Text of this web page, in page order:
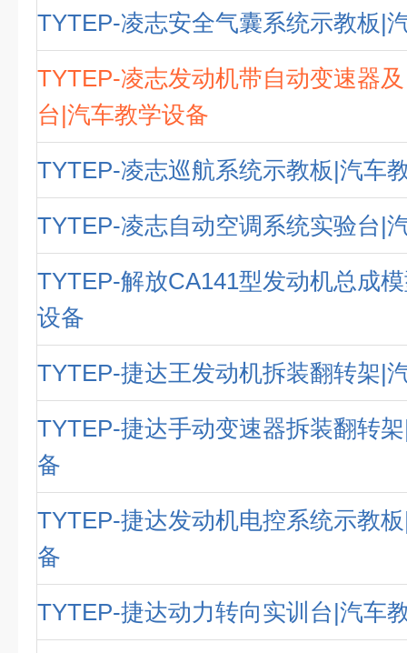
TYTEP-凌志安全气囊系统示教板|
TYTEP-凌志发动机带自动变速器
台|汽车教学设备
TYTEP-凌志巡航系统示教板|汽车
TYTEP-凌志自动空调系统实验台|
TYTEP-解放CA141型发动机总成
设备
TYTEP-捷达王发动机拆装翻转架|
TYTEP-捷达手动变速器拆装翻转
备
TYTEP-捷达发动机电控系统示教
备
TYTEP-捷达动力转向实训台|汽车